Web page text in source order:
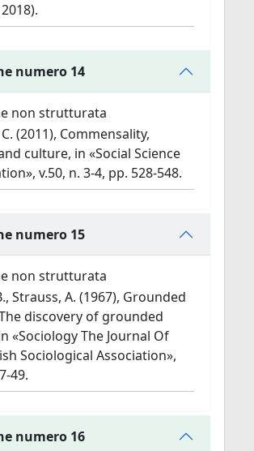
numero 14
non strutturata
(2011), Commensality,
culture, in «Social Science
v.50, n. 3-4, pp. 528-548.
numero 15
non strutturata
Strauss, A. (1967), Grounded
discovery of grounded
«Sociology The Journal Of
Sociological Association»,
49.
numero 16